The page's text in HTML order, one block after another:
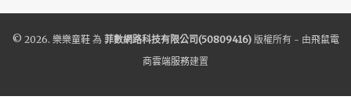
© 2026. 樂樂童鞋為 菲數網路科技有限公司(50809416)版權所有 - 由飛鼠電
商雲端服務建置